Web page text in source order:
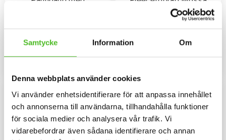
Samtycke Information Om
Denna webbplats använder cookies
Vi använder enhetsidentifierare för att anpassa innehållet
och annonserna till användarna, tillhandahålla funktioner
för sociala medier och analysera vår trafik. Vi
vidarebefordrar även sådana identifierare och annan
Elastan med ett siluettmotiv av
en Lancashire Heeler.
109
med Lancashire Heeler
Mössa i bomull/elastan med
fleecefoder och med ett
siluettmotiv av en Lancashire
Heeler. Mössan finns i flera